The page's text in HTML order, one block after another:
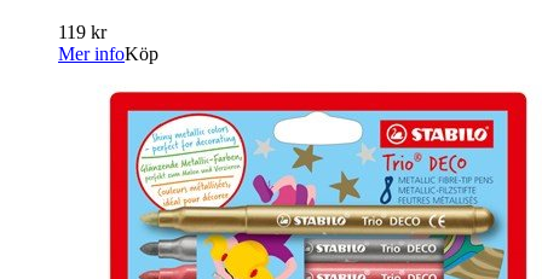
119 kr
Mer infoKöp